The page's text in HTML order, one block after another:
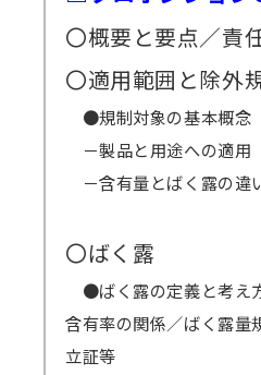
〇概要と要点／責
〇適用範囲と除外
●規制対象の基本概念
－製品と用途への適用
－含有量とばく露の違
〇ばく露
●ばく露の定義と考え
含有率の関係／ばく露量
立証等